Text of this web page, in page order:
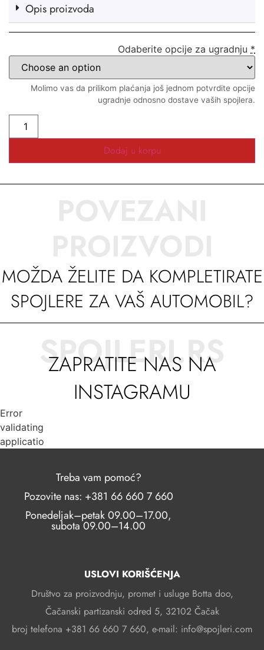
Opis proizvoda
Odaberite opcije za ugradnju *
Molimo vas da prilikom plaćanja još jednom potvrdite opcije
ugradnje odnosno dostave vaših spojlera.
Dodaj u korpu
MOŽDA ŽELITE DA KOMPLETIRATE
SPOJLERE ZA VAŠ AUTOMOBIL?
SPOJLERI.RS
ZAPRATITE NAS NA
INSTAGRAMU
Error
validating
application
USLOVI KORIŠĆENJA
Društvo za proizvodnju, promet i usluge Botta doo,
Čačanski partizanski odred 5, 32102 Čačak
broj telefona +381 66 660 7 660, e-mail: info@spojleri.com
Treba vam pomoć?
Pozovite nas: +381 66 660 7 660
Ponedeljak–petak 09.00–17.00,
subota 09.00–14.00